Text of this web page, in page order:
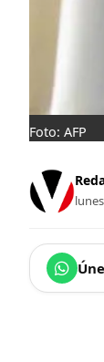
Foto: AFP